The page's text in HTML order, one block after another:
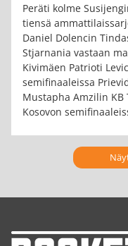
Peräti kolme
tiensä
Daniel Dolencin
Stjarnania vastaan
Kivimäen Patrioti
semifinaaleissa
Mustapha Amzilin
Kosovon